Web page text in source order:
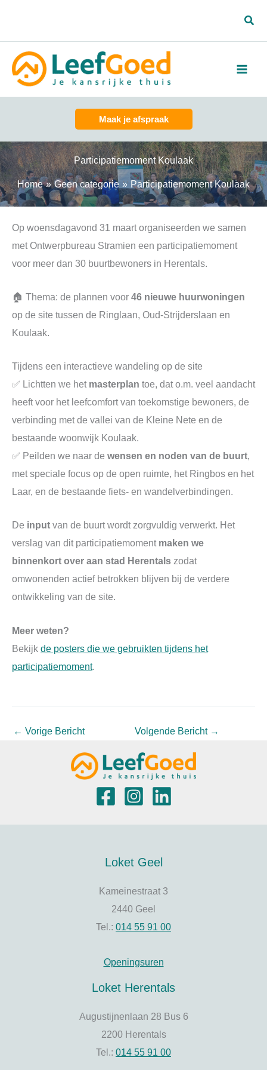
de
inhoud
Maak je afspraak
Participatiemoment Koulaak
Home Geen categorie Participatiemoment Koulaak
Op woensdagavond 31 maart organiseerden we samen
met Ontwerpbureau Stramien een participatiemoment
voor meer dan 30 buurtbewoners in Herentals.
🏠 Thema: de plannen voor 46 nieuwe huurwoningen
op de site tussen de Ringlaan, Oud-Strijderslaan en
Koulaak.
Tijdens een interactieve wandeling op de site
✅ Lichtten we het masterplan toe, dat o.m. veel aandacht
heeft voor het leefcomfort van toekomstige bewoners, de
verbinding met de vallei van de Kleine Nete en de
bestaande woonwijk Koulaak.
✅ Peilden we naar de wensen en noden van de buurt,
met speciale focus op de open ruimte, het Ringbos en het
Laar, en de bestaande fiets- en wandelverbindingen.
De input van de buurt wordt zorgvuldig verwerkt. Het
verslag van dit participatiemoment maken we
binnenkort over aan stad Herentals zodat
omwonenden actief betrokken blijven bij de verdere
ontwikkeling van de site.
Meer weten?
Bekijk de posters die we gebruikten tijdens het
participatiemoment.
← Vorige Bericht Volgende Bericht →
Loket Geel
Kameinestraat 3
2440 Geel
Tel.: 014 55 91 00
Openingsuren
Loket Herentals
Augustijnenlaan 28 Bus 6
2200 Herentals
Tel.: 014 55 91 00